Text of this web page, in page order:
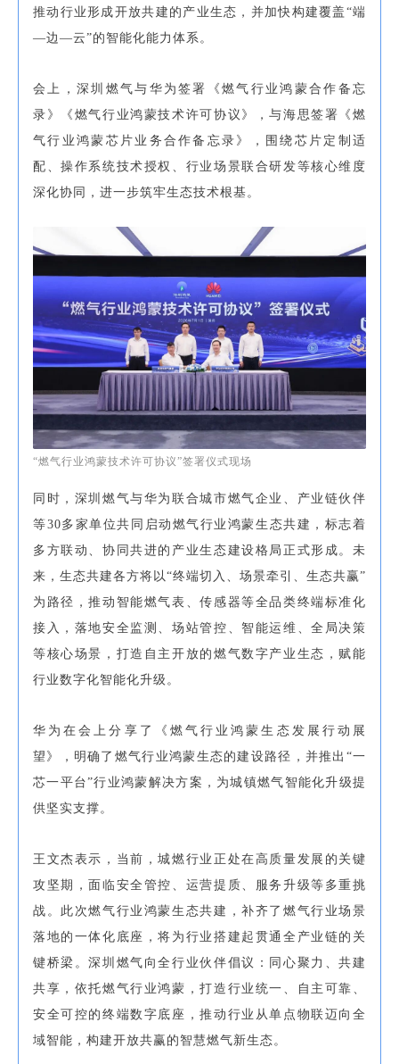
推动行业形成开放共建的产业生态，并加快构建覆盖“端
—边—云”的智能化能力体系。
会上，深圳燃气与华为签署《燃气行业鸿蒙合作备忘
录》《燃气行业鸿蒙技术许可协议》，与海思签署《燃
气行业鸿蒙芯片业务合作备忘录》，围绕芯片定制适
配、操作系统技术授权、行业场景联合研发等核心维度
深化协同，进一步筑牢生态技术根基。
“燃气行业鸿蒙技术许可协议”签署仪式现场
同时，深圳燃气与华为联合城市燃气企业、产业链伙伴
等30多家单位共同启动燃气行业鸿蒙生态共建，标志着
多方联动、协同共进的产业生态建设格局正式形成。未
来，生态共建各方将以“终端切入、场景牵引、生态共赢”
为路径，推动智能燃气表、传感器等全品类终端标准化
接入，落地安全监测、场站管控、智能运维、全局决策
等核心场景，打造自主开放的燃气数字产业生态，赋能
行业数字化智能化升级。
华为在会上分享了《燃气行业鸿蒙生态发展行动展
望》，明确了燃气行业鸿蒙生态的建设路径，并推出“一
芯一平台”行业鸿蒙解决方案，为城镇燃气智能化升级提
供坚实支撑。
王文杰表示，当前，城燃行业正处在高质量发展的关键
攻坚期，面临安全管控、运营提质、服务升级等多重挑
战。此次燃气行业鸿蒙生态共建，补齐了燃气行业场景
落地的一体化底座，将为行业搭建起贯通全产业链的关
键桥梁。深圳燃气向全行业伙伴倡议：同心聚力、共建
共享，依托燃气行业鸿蒙，打造行业统一、自主可靠、
安全可控的终端数字底座，推动行业从单点物联迈向全
域智能，构建开放共赢的智慧燃气新生态。